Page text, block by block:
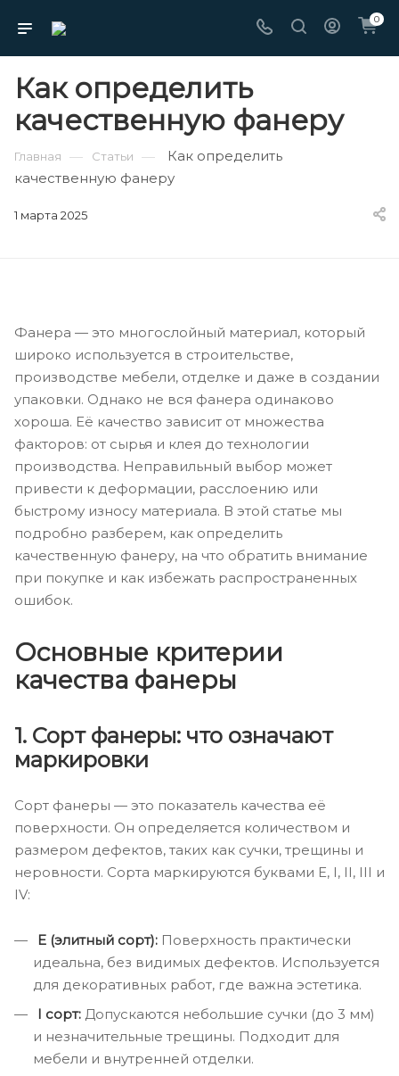
0
Как определить
качественную фанеру
Главная — Статьи —
Как определить
качественную фанеру
1 марта 2025
Фанера — это многослойный материал, который
широко используется в строительстве,
производстве мебели, отделке и даже в создании
упаковки. Однако не вся фанера одинаково
хороша. Её качество зависит от множества
факторов: от сырья и клея до технологии
производства. Неправильный выбор может
привести к деформации, расслоению или
быстрому износу материала. В этой статье мы
подробно разберем, как определить
качественную фанеру, на что обратить внимание
при покупке и как избежать распространенных
ошибок.
Основные критерии
качества фанеры
1. Сорт фанеры: что означают
маркировки
Сорт фанеры — это показатель качества её
поверхности. Он определяется количеством и
размером дефектов, таких как сучки, трещины и
неровности. Сорта маркируются буквами Е, I, II, III и
IV:
Е (элитный сорт): Поверхность практически
идеальна, без видимых дефектов. Используется
для декоративных работ, где важна эстетика.
I сорт: Допускаются небольшие сучки (до 3 мм)
и незначительные трещины. Подходит для
мебели и внутренней отделки.